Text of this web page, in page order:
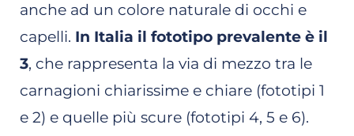
anche ad un colore naturale di occhi e
capelli. In Italia il fototipo prevalente è il
3, che rappresenta la via di mezzo tra le
carnagioni chiarissime e chiare (fototipi 1
e 2) e quelle più scure (fototipi 4, 5 e 6).